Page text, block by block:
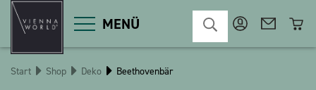
MENÜ
Start Shop Deko Beethovenbär